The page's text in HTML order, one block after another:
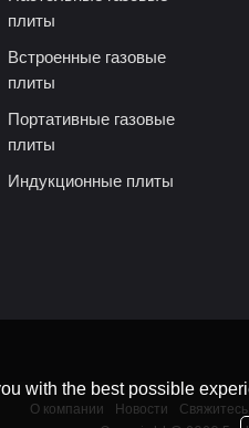
плиты
Встроенные газовые
плиты
Портативные газовые
плиты
Индукционные плиты
О компании Новости
with the best possible